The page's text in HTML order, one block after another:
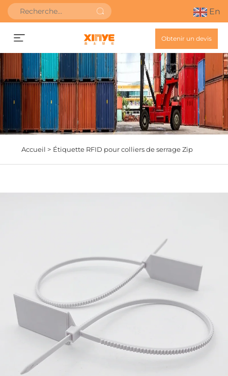
En
Obtenir un devis
Accueil > Étiquette RFID pour colliers de serrage Zip